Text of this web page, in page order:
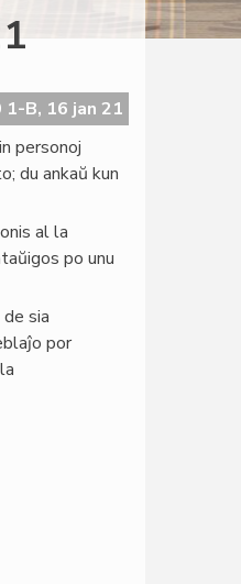
1-B, 16 jan 21
personoj
du ankaŭ kun
al la
po unu
sia
por